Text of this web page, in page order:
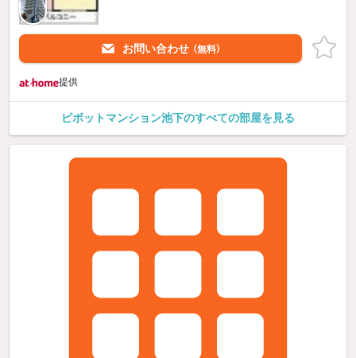
お問い合わせ （無料）
提供
ピボットマンション池下のすべての部屋を見る